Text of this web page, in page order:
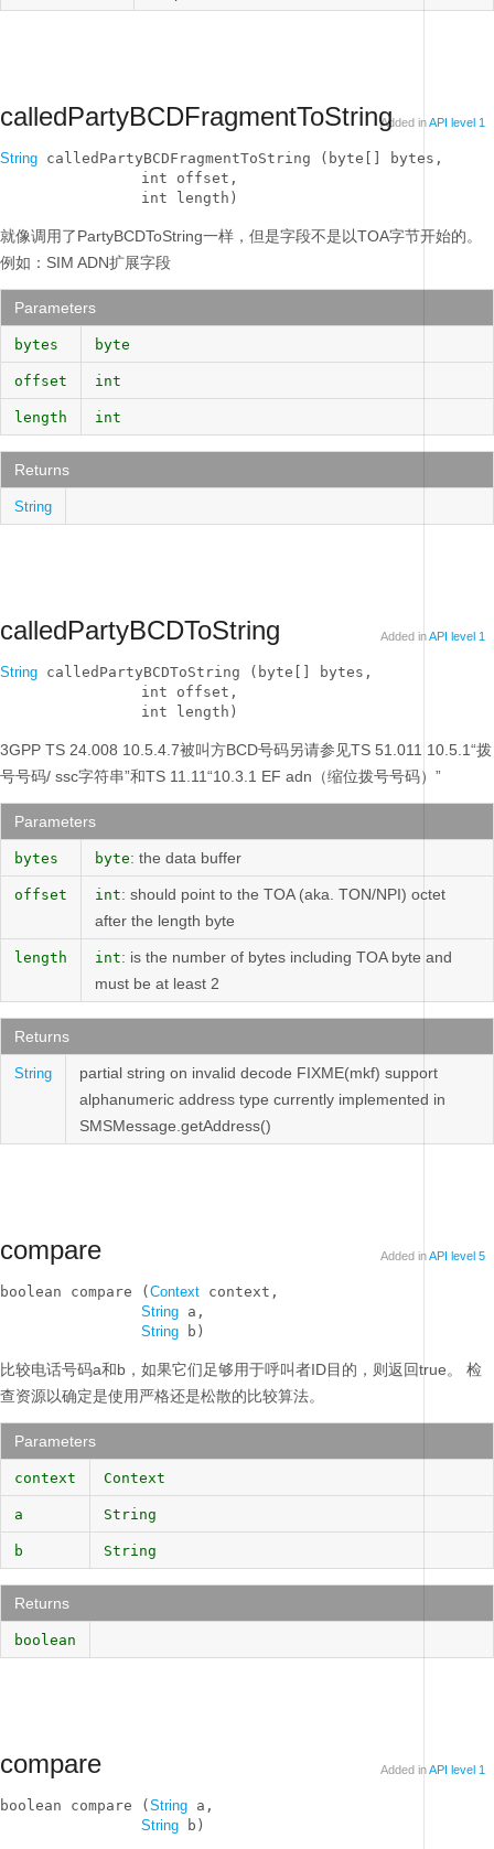
calledPartyBCDFragmentToStringAdded inAPI level 1
String calledPartyBCDFragmentToString (byte[] bytes,
                int offset,
                int length)
就像调用了PartyBCDToString一样，但是字段不是以TOA字节开始的。
例如：SIM ADN扩展字段
Parameters
bytes byte
offset int
length int
Returns
String
calledPartyBCDToString Added inAPI level 1
String calledPartyBCDToString (byte[] bytes,
                int offset,
                int length)
3GPP TS 24.008 10.5.4.7被叫方BCD号码另请参见TS 51.011 10.5.1“拨
号号码/ ssc字符串”和TS 11.11“10.3.1 EF adn（缩位拨号号码）”
Parameters
bytes byte: the data buffer
offset int: should point to the TOA (aka. TON/NPI) octet
after the length byte
length int: is the number of bytes including TOA byte and
must be at least 2
Returns
String
partial string on invalid decode FIXME(mkf) support
alphanumeric address type currently implemented in
SMSMessage.getAddress()
compare Added inAPI level 5
boolean compare ( Context context,
String a,
String b)
比较电话号码a和b，如果它们足够用于呼叫者ID目的，则返回true。
检
查资源以确定是使用严格还是松散的比较算法。
Parameters
context Context
a String
b String
Returns
boolean
compare Added inAPI level 1
boolean compare ( String a,
String b)